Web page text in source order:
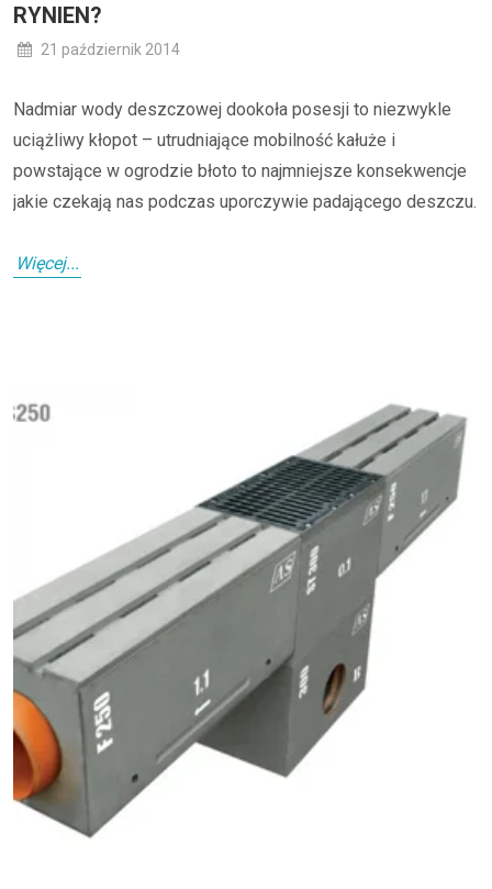
RYNIEN?
21 październik 2014
Nadmiar wody deszczowej dookoła posesji to niezwykle
uciążliwy kłopot – utrudniające mobilność kałuże i
powstające w ogrodzie błoto to najmniejsze konsekwencje
jakie czekają nas podczas uporczywie padającego deszczu.
Więcej...